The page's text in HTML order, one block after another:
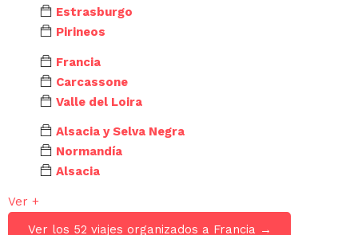
Estrasburgo
Pirineos
Francia
Carcassone
Valle del Loira
Alsacia y Selva Negra
Normandía
Alsacia
Ver +
Ver los 52 viajes organizados a Francia →